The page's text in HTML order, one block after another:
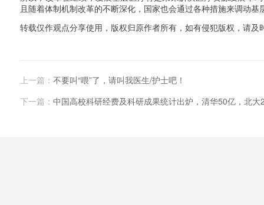
且随着体制机制改革的不断深化，国家也会通过各种措施来调动
转载仅作观点分享使用，版权归原作者所有，如有侵犯版权，请及
上一篇： 不要叫“喂”了，请叫我医生/护士吧！
下一篇： 中国高校科研经费及科研成果统计出炉，清华50亿，北大